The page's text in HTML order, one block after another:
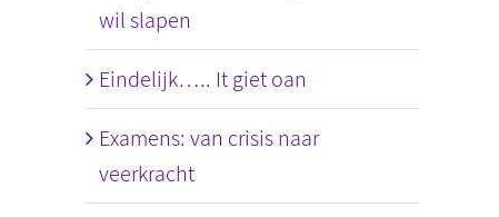
wil slapen
Eindelijk….. It giet oan
Examens: van crisis naar
veerkracht